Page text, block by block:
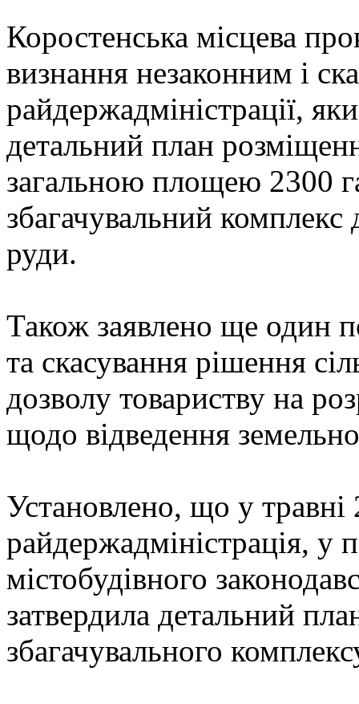
Коростенська місцева
визнання незаконним і
райдержадміністрації,
детальний план
загальною площею 2300
збагачувальний
руди.
Також заявлено ще один
та скасування рішення
дозволу товариству на
щодо відведення
Установлено, що у
райдержадміністрація, у
містобудівного
затвердила детальний
збагачувального